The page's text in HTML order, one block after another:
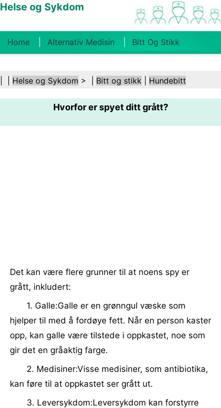
Helse og Sykdom
Home Alternativ Medisin Bitt Og Stikk
Kosthold Og Ernæring Familiehelse
Helsebransjen Psykisk Helse Folkehelse Og
Sikkerhet Kirurgi Og Prosedyrer Helse
Helse og Sykdom > | Bitt og stikk Hundebitt
Hvorfor er spyet ditt grått?
Det kan være flere grunner til at noens spy er
grått, inkludert:
1. Galle:Galle er en grønngul væske som
hjelper til med å fordøye fett. Når en person kaster
opp, kan galle være tilstede i oppkastet, noe som
gir det en gråaktig farge.
2. Medisiner:Visse medisiner, som antibiotika,
kan føre til at oppkastet ser grått ut.
3. Leversykdom:Leversykdom kan forstyrre